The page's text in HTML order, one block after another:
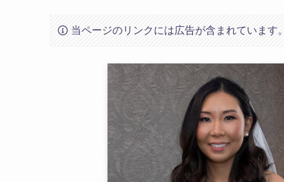
当ページのリンクには広告が含まれています。